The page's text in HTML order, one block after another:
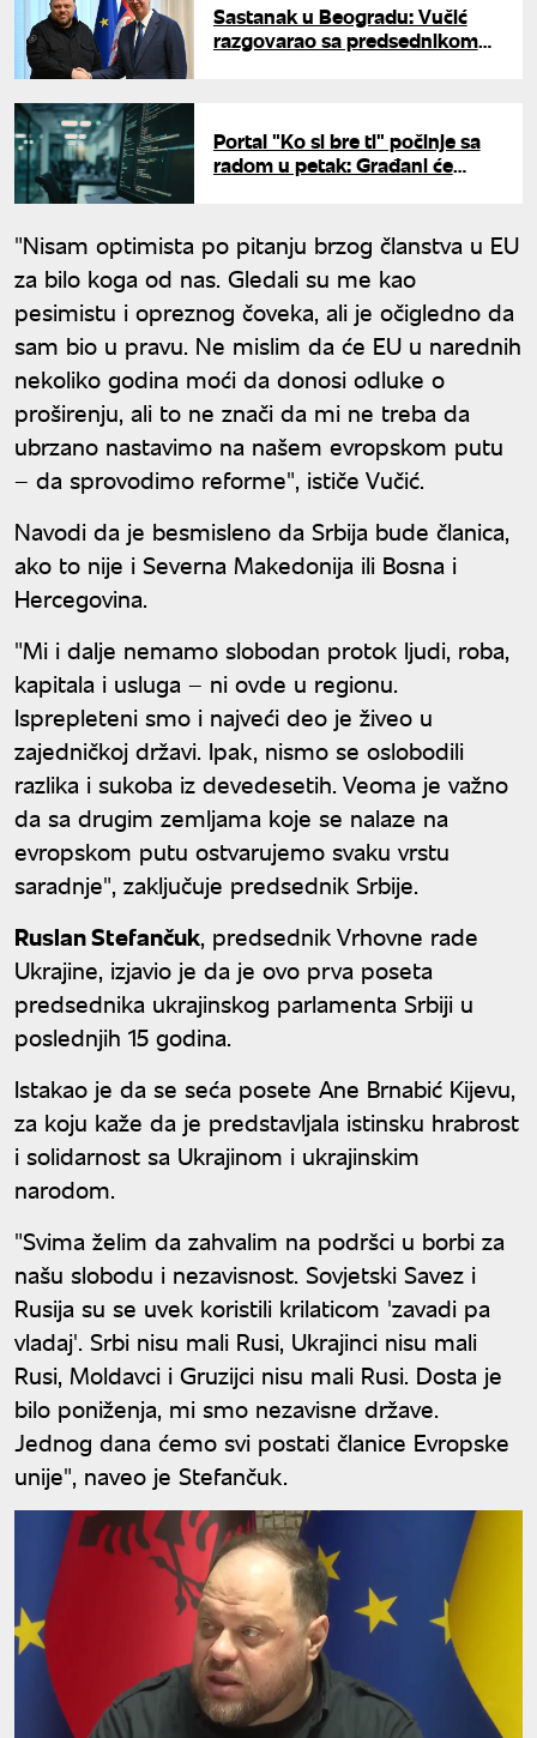
Sastanak u Beogradu: Vučić
razgovarao sa predsednikom
Portal "Ko si bre ti" počinje sa
radom u petak: Građani će
"Nisam optimista po pitanju brzog članstva u EU
za bilo koga od nas. Gledali su me kao
pesimistu i opreznog čoveka, ali je očigledno da
sam bio u pravu. Ne mislim da će EU u narednih
nekoliko godina moći da donosi odluke o
proširenju, ali to ne znači da mi ne treba da
ubrzano nastavimo na našem evropskom putu
– da sprovodimo reforme", ističe Vučić.
Navodi da je besmisleno da Srbija bude članica,
ako to nije i Severna Makedonija ili Bosna i
Hercegovina.
"Mi i dalje nemamo slobodan protok ljudi, roba,
kapitala i usluga – ni ovde u regionu.
Isprepleteni smo i najveći deo je živeo u
zajedničkoj državi. Ipak, nismo se oslobodili
razlika i sukoba iz devedesetih. Veoma je važno
da sa drugim zemljama koje se nalaze na
evropskom putu ostvarujemo svaku vrstu
saradnje", zaključuje predsednik Srbije.
Ruslan Stefančuk, predsednik Vrhovne rade
Ukrajine, izjavio je da je ovo prva poseta
predsednika ukrajinskog parlamenta Srbiji u
poslednjih 15 godina.
Istakao je da se seća posete Ane Brnabić Kijevu,
za koju kaže da je predstavljala istinsku hrabrost
i solidarnost sa Ukrajinom i ukrajinskim
narodom.
"Svima želim da zahvalim na podršci u borbi za
našu slobodu i nezavisnost. Sovjetski Savez i
Rusija su se uvek koristili krilaticom 'zavadi pa
vladaj'. Srbi nisu mali Rusi, Ukrajinci nisu mali
Rusi, Moldavci i Gruzijci nisu mali Rusi. Dosta je
bilo poniženja, mi smo nezavisne države.
Jednog dana ćemo svi postati članice Evropske
unije", naveo je Stefančuk.